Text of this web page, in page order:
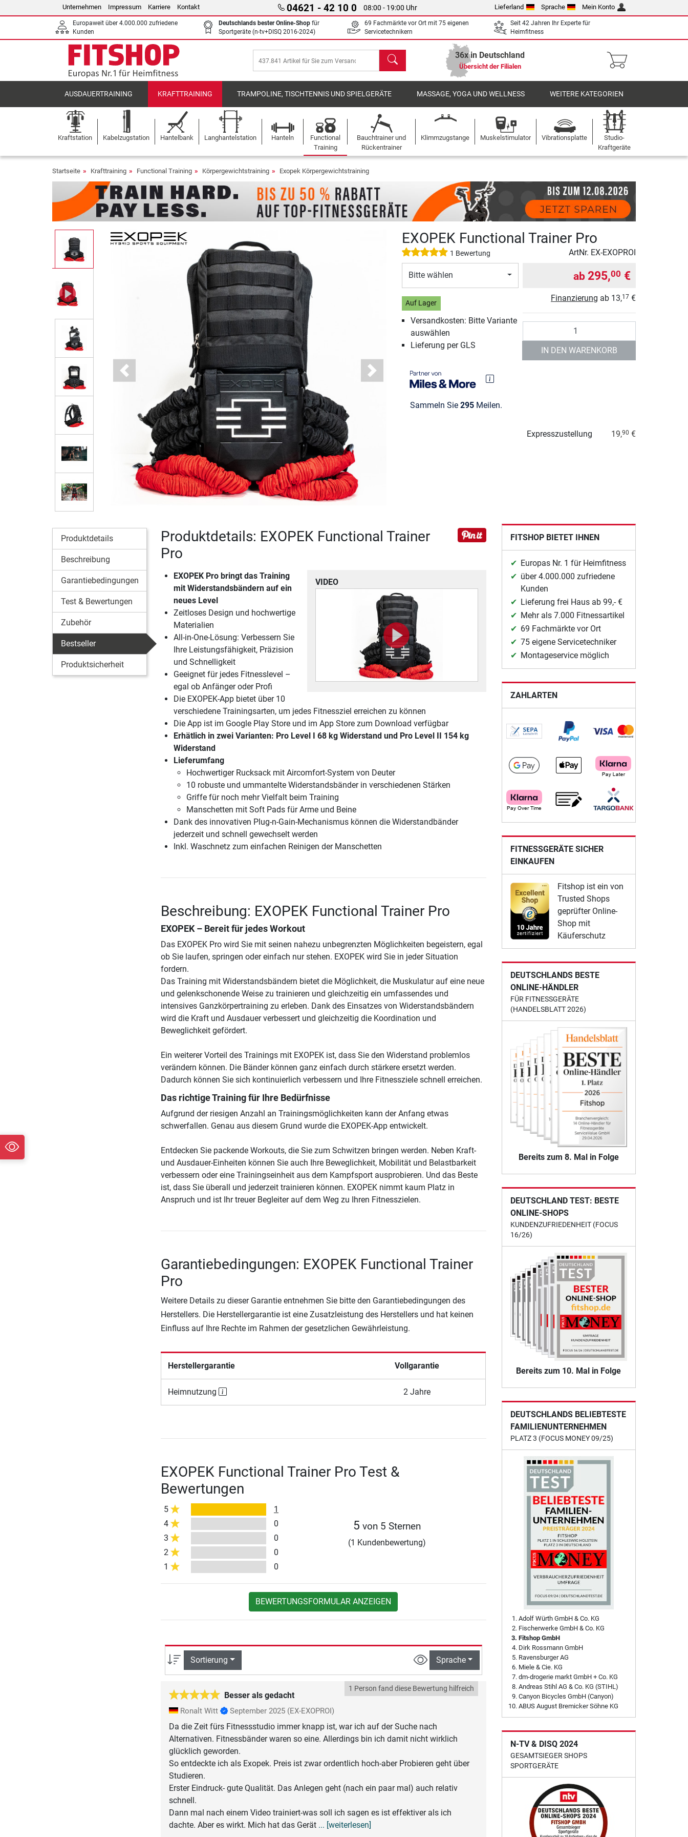
Unternehmen Impressum Karriere Kontakt 04621 - 42 10 0 08:00 - 19:00 Uhr Lieferland Sprache Mein Konto
Europaweit über 4.000.000 zufriedene
Kunden
Deutschlands bester Online-Shop für
Sportgeräte (n-tv+DISQ 2016-2024)
69 Fachmärkte vor Ort mit 75 eigenen
Servicetechnikern
Seit 42 Jahren Ihr Experte für
Heimfitness
Suchen 36x in Deutschland
Übersicht der Filialen
AUSDAUERTRAINING KRAFTTRAINING TRAMPOLINE, TISCHTENNIS UND SPIELGERÄTE MASSAGE, YOGA UND WELLNESS WEITERE KATEGORIEN
Kraftstation Kabelzugstation Hantelbank Langhantelstation Hanteln
Functional
Training
Bauchtrainer und
Rückentrainer
Klimmzugstange Muskelstimulator Vibrationsplatte
Studio-
Kraftgeräte
Startseite Krafttraining Functional Training Körpergewichtstraining Exopek Körpergewichtstraining
Previous Next
EXOPEK Functional Trainer Pro
1 Bewertung ArtNr. EX-EXOPROI
Bitte wählen
Auf Lager
Versandkosten: Bitte Variante
auswählen
Lieferung per GLS
Sammeln Sie 295Meilen.
ab 295,00 €
Finanzierung ab 13,17 €
IN DEN WARENKORB
Expresszustellung 19,90 €
Produktdetails
Beschreibung
Garantiebedingungen
Test & Bewertungen
Zubehör
Bestseller
Produktsicherheit
Produktdetails: EXOPEK Functional Trainer
Pro
VIDEO
EXOPEK Pro bringt das Training
mit Widerstandsbändern auf ein
neues Level
Zeitloses Design und hochwertige
Materialien
All-in-One-Lösung: Verbessern Sie
Ihre Leistungsfähigkeit, Präzision
und Schnelligkeit
Geeignet für jedes Fitnesslevel –
egal ob Anfänger oder Profi
Die EXOPEK-App bietet über 10
verschiedene Trainingsarten, um jedes Fitnessziel erreichen zu können
Die App ist im Google Play Store und im App Store zum Download verfügbar
Erhätlich in zwei Varianten: Pro Level I 68 kg Widerstand und Pro Level II 154 kg
Widerstand
Lieferumfang
Hochwertiger Rucksack mit Aircomfort-System von Deuter
10 robuste und ummantelte Widerstandsbänder in verschiedenen Stärken
Griffe für noch mehr Vielfalt beim Training
Manschetten mit Soft Pads für Arme und Beine
Dank des innovativen Plug-n-Gain-Mechanismus können die Widerstandbänder
jederzeit und schnell gewechselt werden
Inkl. Waschnetz zum einfachen Reinigen der Manschetten
Beschreibung: EXOPEK Functional Trainer Pro
EXOPEK – Bereit für jedes Workout
Das EXOPEK Pro wird Sie mit seinen nahezu unbegrenzten Möglichkeiten begeistern, egal
ob Sie laufen, springen oder einfach nur stehen. EXOPEK wird Sie in jeder Situation
fordern.
Das Training mit Widerstandsbändern bietet die Möglichkeit, die Muskulatur auf eine neue
und gelenkschonende Weise zu trainieren und gleichzeitig ein umfassendes und
intensives Ganzkörpertraining zu erleben. Dank des Einsatzes von Widerstandsbändern
wird die Kraft und Ausdauer verbessert und gleichzeitig die Koordination und
Beweglichkeit gefördert.
Ein weiterer Vorteil des Trainings mit EXOPEK ist, dass Sie den Widerstand problemlos
verändern können. Die Bänder können ganz einfach durch stärkere ersetzt werden.
Dadurch können Sie sich kontinuierlich verbessern und Ihre Fitnessziele schnell erreichen.
Das richtige Training für Ihre Bedürfnisse
Aufgrund der riesigen Anzahl an Trainingsmöglichkeiten kann der Anfang etwas
schwerfallen. Genau aus diesem Grund wurde die EXOPEK-App entwickelt.
Entdecken Sie packende Workouts, die Sie zum Schwitzen bringen werden. Neben Kraft-
und Ausdauer-Einheiten können Sie auch Ihre Beweglichkeit, Mobilität und Belastbarkeit
verbessern oder eine Trainingseinheit aus dem Kampfsport ausprobieren. Und das Beste
ist, dass Sie überall und jederzeit trainieren können. EXOPEK nimmt kaum Platz in
Anspruch und ist Ihr treuer Begleiter auf dem Weg zu Ihren Fitnesszielen.
Garantiebedingungen: EXOPEK Functional Trainer
Pro
Weitere Details zu dieser Garantie entnehmen Sie bitte den Garantiebedingungen des
Herstellers. Die Herstellergarantie ist eine Zusatzleistung des Herstellers und hat keinen
Einfluss auf Ihre Rechte im Rahmen der gesetzlichen Gewährleistung.
Herstellergarantie Vollgarantie
Heimnutzung 2 Jahre
EXOPEK Functional Trainer Pro Test &
Bewertungen
5
1
4
0
3
0
2
0
1
0
5 von 5 Sternen
(1 Kundenbewertung)
BEWERTUNGSFORMULAR ANZEIGEN
Sortierung Sprache
Besser als gedacht
1 Person fand diese Bewertung hilfreich
Ronalt Witt September 2025 (EX-EXOPROI)
Da die Zeit fürs Fitnessstudio immer knapp ist, war ich auf der Suche nach
Alternativen. Fitnessbänder waren so eine. Allerdings bin ich damit nicht wirklich
glücklich geworden.
So entdeckte ich als Exopek. Preis ist zwar ordentlich hoch-aber Probieren geht über
Studieren.
Erster Eindruck- gute Qualität. Das Anlegen geht (nach ein paar mal) auch relativ
schnell.
Dann mal nach einem Video trainiert-was soll ich sagen es ist effektiver als ich
dachte. Aber es wirkt. Mich hat das Gerät ... [weiterlesen]
FITSHOP BIETET IHNEN
Europas Nr. 1 für Heimfitness
über 4.000.000 zufriedene
Kunden
Lieferung frei Haus ab 99,- €
Mehr als 7.000 Fitnessartikel
69 Fachmärkte vor Ort
75 eigene Servicetechniker
Montageservice möglich
ZAHLARTEN
FITNESSGERÄTE SICHER
EINKAUFEN
Fitshop ist ein von
Trusted Shops
geprüfter Online-
Shop mit
Käuferschutz
DEUTSCHLANDS BESTE
ONLINE-HÄNDLER
FÜR FITNESSGERÄTE
(HANDELSBLATT 2026)
Bereits zum 8. Mal in Folge
DEUTSCHLAND TEST: BESTE
ONLINE-SHOPS
KUNDENZUFRIEDENHEIT (FOCUS
16/26)
Bereits zum 10. Mal in Folge
DEUTSCHLANDS BELIEBTESTE
FAMILIENUNTERNEHMEN
PLATZ 3 (FOCUS MONEY 09/25)
Adolf Würth GmbH & Co. KG
Fischerwerke GmbH & Co. KG
Fitshop GmbH
Dirk Rossmann GmbH
Ravensburger AG
Miele & Cie. KG
dm-drogerie markt GmbH + Co. KG
Andreas Stihl AG & Co. KG (STIHL)
Canyon Bicycles GmbH (Canyon)
ABUS August Bremicker Söhne KG
N-TV & DISQ 2024
GESAMTSIEGER SHOPS
SPORTGERÄTE